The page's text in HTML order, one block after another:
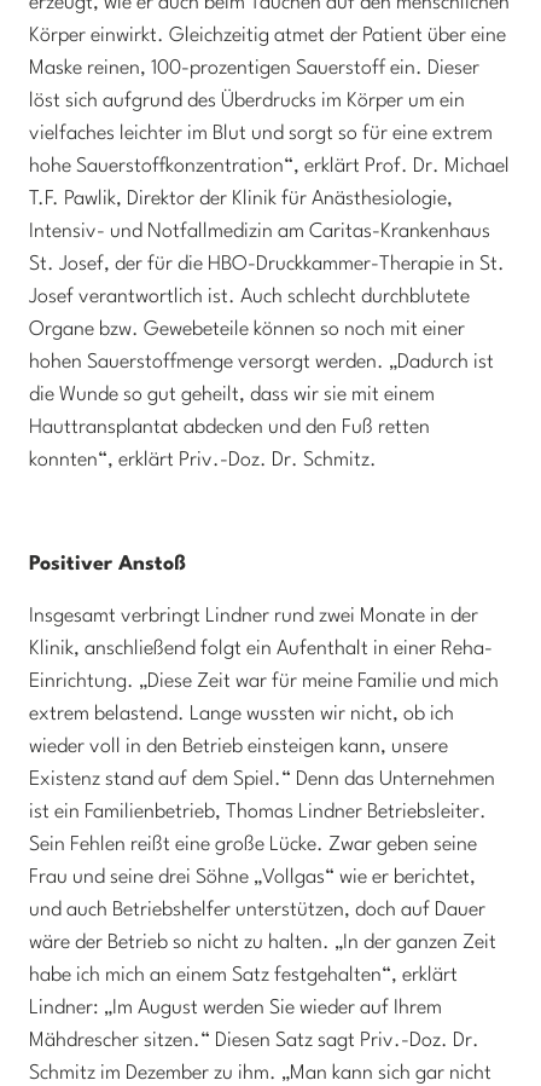
Körper einwirkt. Gleichzeitig atmet der Patient über eine
Maske reinen, 100-prozentigen Sauerstoff ein. Dieser
löst sich aufgrund des Überdrucks im Körper um ein
vielfaches leichter im Blut und sorgt so für eine extrem
hohe Sauerstoffkonzentration“, erklärt Prof. Dr. Michael
T.F. Pawlik, Direktor der Klinik für Anästhesiologie,
Intensiv- und Notfallmedizin am Caritas-Krankenhaus
St. Josef, der für die HBO-Druckkammer-Therapie in St.
Josef verantwortlich ist. Auch schlecht durchblutete
Organe bzw. Gewebeteile können so noch mit einer
hohen Sauerstoffmenge versorgt werden. „Dadurch ist
die Wunde so gut geheilt, dass wir sie mit einem
Hauttransplantat abdecken und den Fuß retten
konnten“, erklärt Priv.-Doz. Dr. Schmitz.
Positiver Anstoß
Insgesamt verbringt Lindner rund zwei Monate in der
Klinik, anschließend folgt ein Aufenthalt in einer Reha-
Einrichtung. „Diese Zeit war für meine Familie und mich
extrem belastend. Lange wussten wir nicht, ob ich
wieder voll in den Betrieb einsteigen kann, unsere
Existenz stand auf dem Spiel.“ Denn das Unternehmen
ist ein Familienbetrieb, Thomas Lindner Betriebsleiter.
Sein Fehlen reißt eine große Lücke. Zwar geben seine
Frau und seine drei Söhne „Vollgas“ wie er berichtet,
und auch Betriebshelfer unterstützen, doch auf Dauer
wäre der Betrieb so nicht zu halten. „In der ganzen Zeit
habe ich mich an einem Satz festgehalten“, erklärt
Lindner: „Im August werden Sie wieder auf Ihrem
Mähdrescher sitzen.“ Diesen Satz sagt Priv.-Doz. Dr.
Schmitz im Dezember zu ihm. „Man kann sich gar nicht